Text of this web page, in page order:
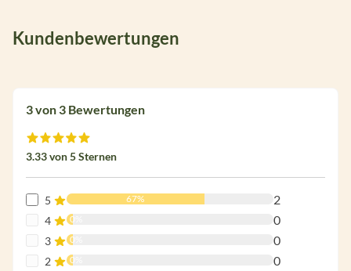
Kundenbewertungen
3 von 3 Bewertungen
Durchschnittliche Bewertung von 3.3 von 5 Sternen
3.33 von 5 Sternen
5 67% 2
4 0% 0
3 0% 0
2 0% 0